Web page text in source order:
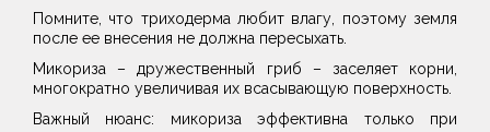
Помните, что триходерма любит влагу, поэтому земля
после ее внесения не должна пересыхать.
​Микориза – дружественный гриб – заселяет корни,
многократно увеличивая их всасывающую поверхность.
Важный нюанс: микориза эффективна только при